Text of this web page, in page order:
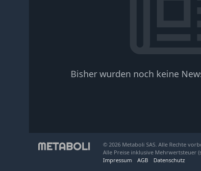
Bisher wurden noch keine
© 2026 Metaboli SAS. Alle Rechte
Alle Preise inklusive Mehrwertsteuer
Impressum
AGB Datenschutz